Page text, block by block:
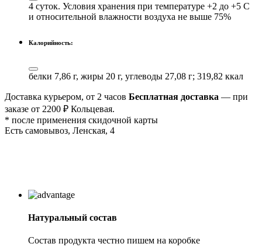
4 суток. Условия хранения при температуре +2 до +5 С
и относительной влажности воздуха не выше 75%
Калорийность:
белки 7,86 г, жиры 20 г, углеводы 27,08 г; 319,82 ккал
Доставка курьером, от 2 часов Бесплатная доставка — при
заказе от 2200 ₽ Кольцевая.
* после применения скидочной карты
Есть самовывоз, Ленская, 4
Натуральный состав
Состав продукта честно пишем на коробке